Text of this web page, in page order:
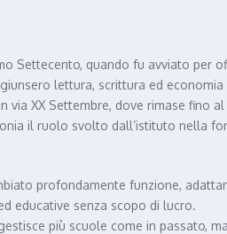
Settecento, quando fu avviato per
lettura, scrittura ed
via XX Settembre, dove rimase fino
il ruolo svolto dall’istituto nella
profondamente funzione,
educative senza scopo di lucro.
più scuole come in passato,